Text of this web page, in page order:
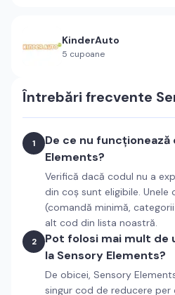
KinderAuto
5 cupoane
Întrebări frecvente
1
De ce nu
Elements?
Verifică dacă codul nu a
din coș sunt eligibile.
(comandă minimă,
alt cod din lista noastră.
2
Pot folosi mai mult de
la Sensory Elements?
De obicei, Sensory
singur cod de reducere